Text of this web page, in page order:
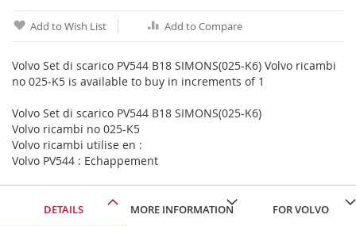
Add to Wish List Add to Compare
Volvo Set di scarico PV544 B18 SIMONS(025-K6) Volvo ricambi
no 025-K5 is available to buy in increments of 1
Volvo Set di scarico PV544 B18 SIMONS(025-K6)
Volvo ricambi no 025-K5
Volvo ricambi utilise en :
Volvo PV544 : Echappement
DETAILS MORE INFORMATION FOR VOLVO